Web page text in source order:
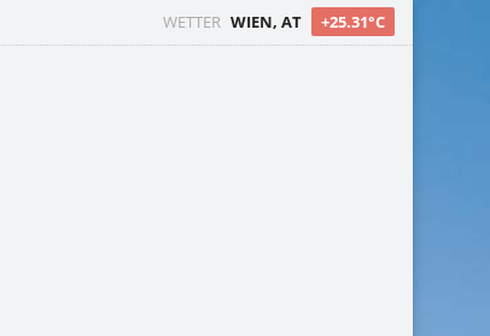
WETTER WIEN, AT +25.31°C